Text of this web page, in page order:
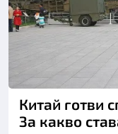
Китай готви
За какво